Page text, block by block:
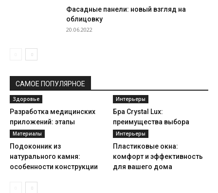
Фасадные панели: новый взгляд на
облицовку
20.06.2022
САМОЕ ПОПУЛЯРНОЕ
Здоровье
Разработка медицинских
приложений: этапы
Интерьеры
Бра Crystal Lux:
преимущества выбора
Материалы
Подоконник из
натурального камня:
особенности конструкции
Интерьеры
Пластиковые окна:
комфорт и эффективность
для вашего дома